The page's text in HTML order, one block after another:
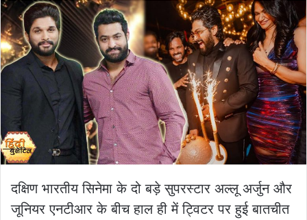
दक्षिण भारतीय सिनेमा के दो बड़े सुपरस्टार अल्लू अर्जुन और
जूनियर एनटीआर के बीच हाल ही में ट्विटर पर हुई बातचीत